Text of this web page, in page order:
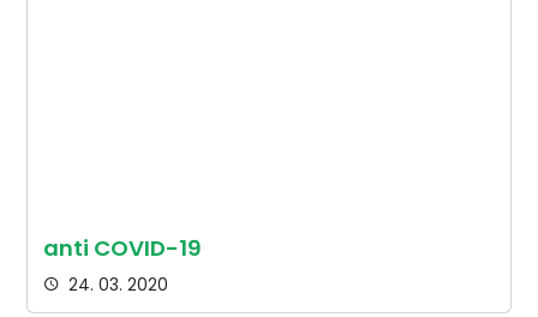
anti COVID-19
24. 03. 2020